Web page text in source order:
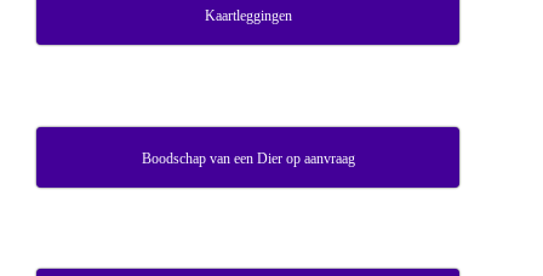
Kaartleggingen
Boodschap van een Dier op aanvraag